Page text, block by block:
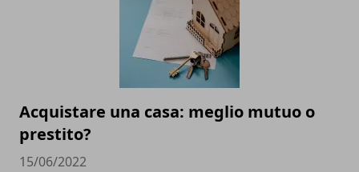
Acquistare una casa: meglio mutuo o
prestito?
15/06/2022